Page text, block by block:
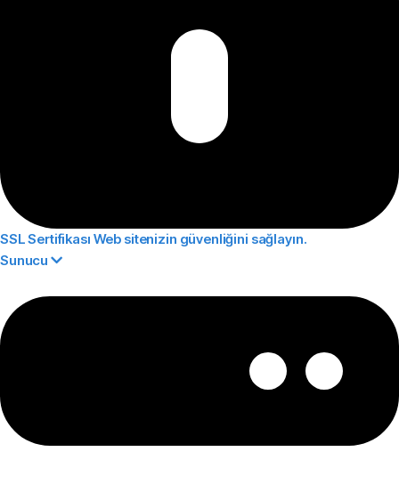
SSL Sertifikası Web sitenizin güvenliğini sağlayın.
Sunucu